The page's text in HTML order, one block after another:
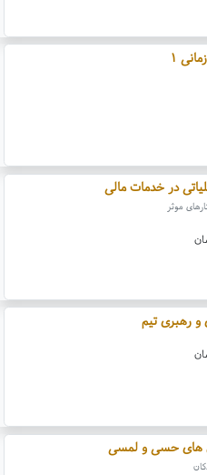
۱
در خدمات مالی
موثر
و رهبری تیم
های حسی و لمسی